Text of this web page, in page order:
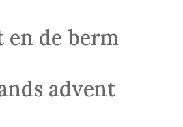
de berm
advent